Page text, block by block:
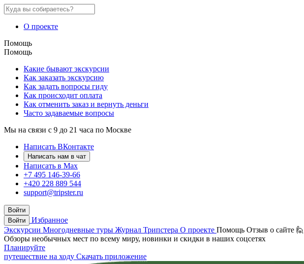
О проекте
Помощь
Помощь
Какие бывают экскурсии
Как заказать экскурсию
Как задать вопросы гиду
Как происходит оплата
Как отменить заказ и вернуть деньги
Часто задаваемые вопросы
Мы на связи с 9 до 21 часа по Москве
Написать ВКонтакте
Написать нам в чат
Написать в Max
+7 495 146-39-66
+420 228 889 544
support@tripster.ru
Войти
Войти
Избранное
Экскурсии Многодневные туры Журнал Трипстера О проекте Помощь Отзыв о сайте 🙋
Обзоры необычных мест по всему миру, новинки и скидки в наших соцсетях
Планируйте
путешествие на ходу Скачать приложение